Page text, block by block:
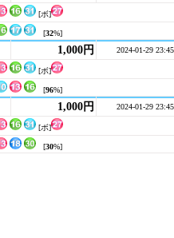
[ボ]
[32%]
1,000円 2024-01-29 23:45
[ボ]
[96%]
1,000円 2024-01-29 23:45
[ボ]
[30%]